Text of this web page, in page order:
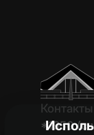
Контакты
*1950 (c